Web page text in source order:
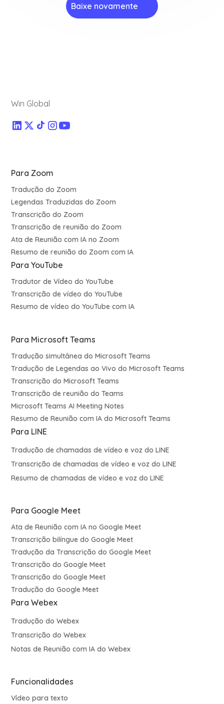
Baixe novamente
Win Global
Para Zoom
Tradução do Zoom
Legendas Traduzidas do Zoom
Transcrição do Zoom
Transcrição de reunião do Zoom
Ata de Reunião com IA no Zoom
Resumo de reunião do Zoom com IA
Para YouTube
Tradutor de Vídeo do YouTube
Transcrição de vídeo do YouTube
Resumo de vídeo do YouTube com IA
Para Microsoft Teams
Tradução simultânea do Microsoft Teams
Tradução de Legendas ao Vivo do Microsoft Teams
Transcrição do Microsoft Teams
Transcrição de reunião do Teams
Microsoft Teams AI Meeting Notes
Resumo de Reunião com IA do Microsoft Teams
Para LINE
Tradução de chamadas de vídeo e voz do LINE
Transcrição de chamadas de vídeo e voz do LINE
Resumo de chamadas de vídeo e voz do LINE
Para Google Meet
Ata de Reunião com IA no Google Meet
Transcrição bilíngue do Google Meet
Tradução da Transcrição do Google Meet
Transcrição do Google Meet
Transcrição do Google Meet
Tradução do Google Meet
Para Webex
Tradução do Webex
Transcrição do Webex
Notas de Reunião com IA do Webex
Funcionalidades
Vídeo para texto